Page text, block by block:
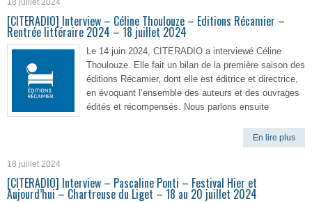
18 juillet 2024
[CITERADIO] Interview – Céline Thoulouze – Editions Récamier –
Rentrée littéraire 2024 – 18 juillet 2024
Le 14 juin 2024, CITERADIO a interviewé Céline
Thoulouze. Elle fait un bilan de la première saison des
éditions Récamier, dont elle est éditrice et directrice,
en évoquant l’ensemble des auteurs et des ouvrages
édités et récompensés. Nous parlons ensuite
En lire plus
18 juillet 2024
[CITERADIO] Interview – Pascaline Ponti – Festival Hier et
Aujourd’hui – Chartreuse du Liget – 18 au 20 juillet 2024